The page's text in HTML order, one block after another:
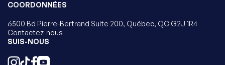
COORDONNÉES
6500 Bd Pierre-Bertrand Suite 200, Québec, QC G2J 1R4
Contactez-nous
SUIS-NOUS